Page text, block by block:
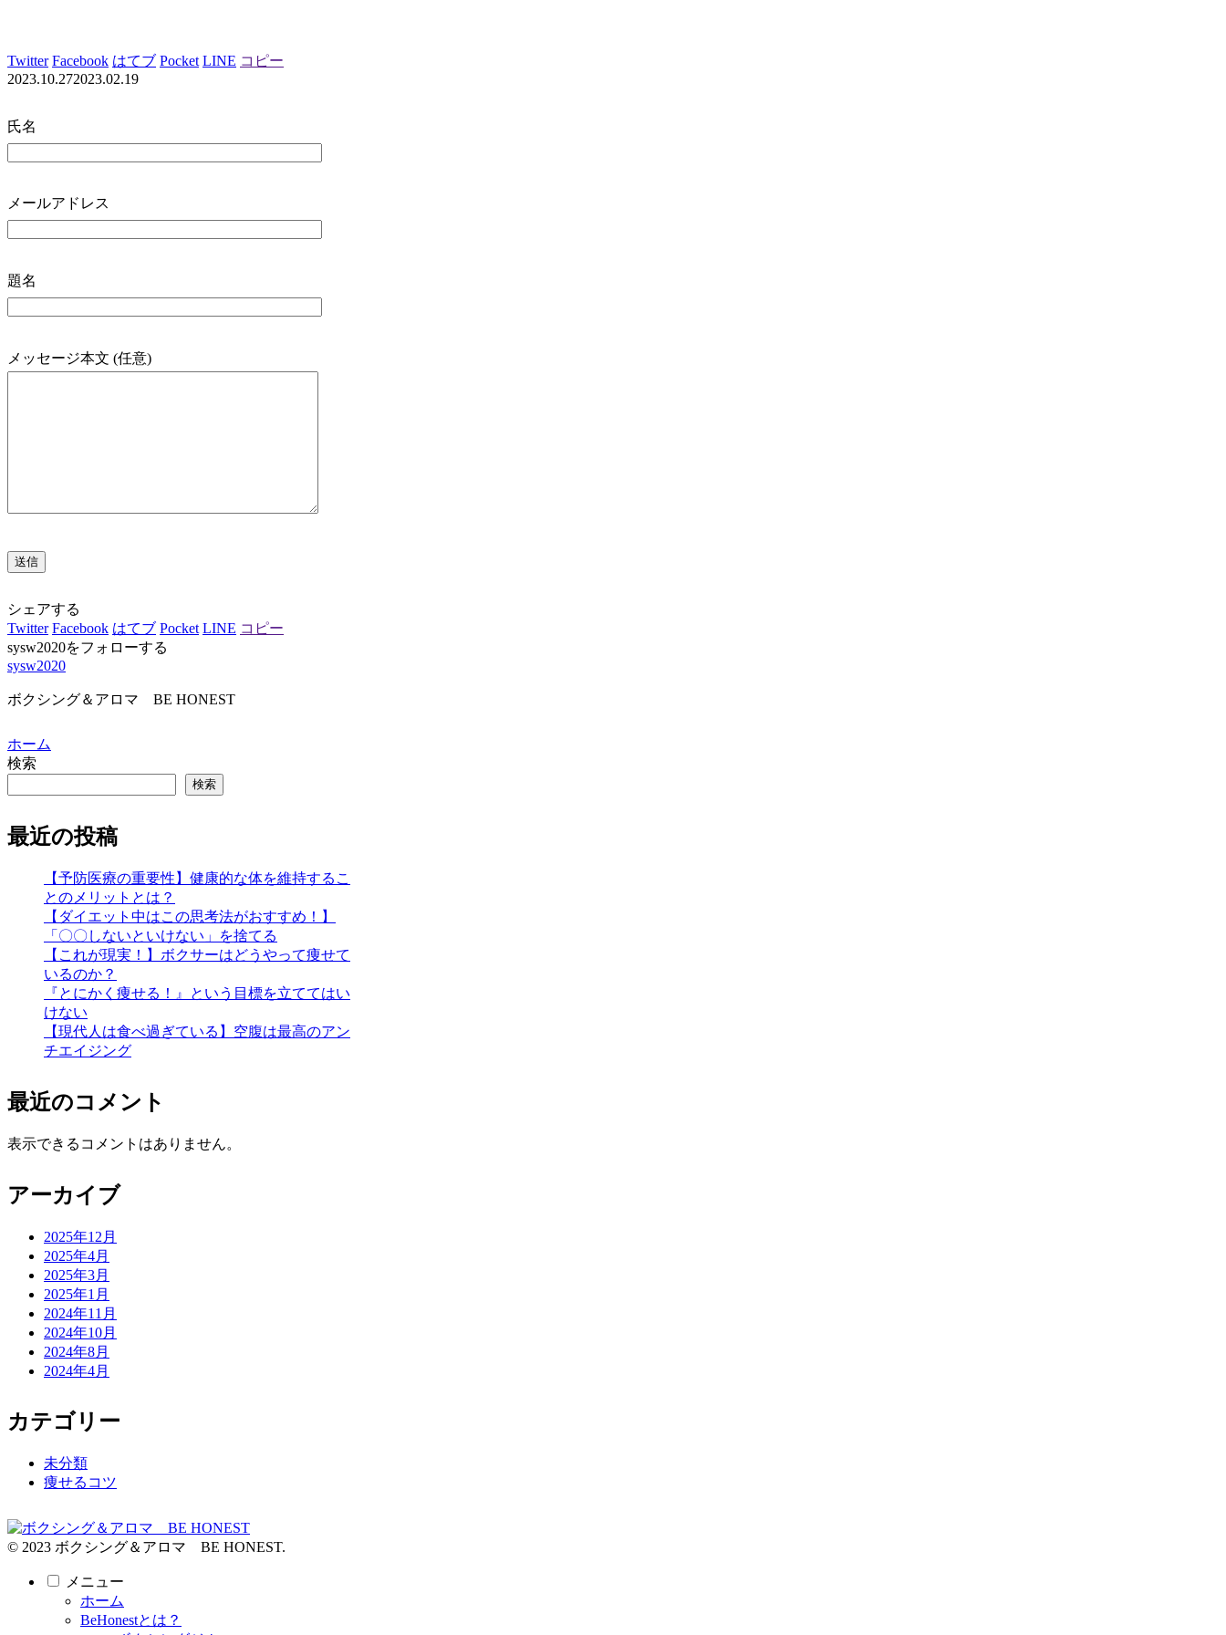
Twitter Facebook はてブ Pocket LINE コピー
2023.10.272023.02.19
氏名
メールアドレス
題名
メッセージ本文 (任意)
シェアする
Twitter Facebook はてブ Pocket LINE コピー
sysw2020をフォローする
sysw2020
ボクシング＆アロマ BE HONEST
ホーム
検索
検索
最近の投稿
【予防医療の重要性】健康的な体を維持するこ
とのメリットとは？
【ダイエット中はこの思考法がおすすめ！】
「〇〇しないといけない」を捨てる
【これが現実！】ボクサーはどうやって痩せて
いるのか？
『とにかく痩せる！』という目標を立ててはい
けない
【現代人は食べ過ぎている】空腹は最高のアン
チエイジング
最近のコメント
表示できるコメントはありません。
アーカイブ
2025年12月
2025年4月
2025年3月
2025年1月
2024年11月
2024年10月
2024年8月
2024年4月
カテゴリー
未分類
痩せるコツ
© 2023 ボクシング＆アロマ BE HONEST.
メニュー
ホーム
BeHonestとは？